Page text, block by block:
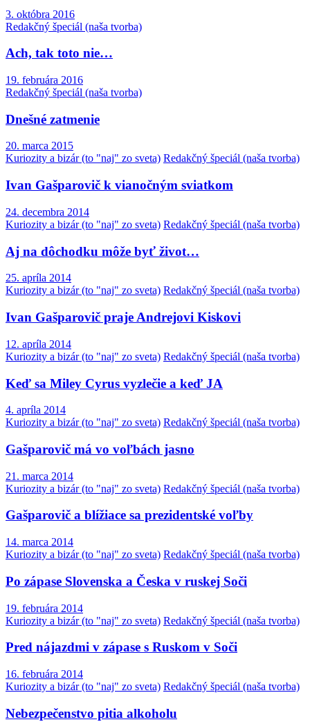
3. októbra 2016
Redakčný špeciál (naša tvorba)
Ach, tak toto nie…
19. februára 2016
Redakčný špeciál (naša tvorba)
Dnešné zatmenie
20. marca 2015
Kuriozity a bizár (to "naj" zo sveta) Redakčný špeciál (naša tvorba)
Ivan Gašparovič k vianočným sviatkom
24. decembra 2014
Kuriozity a bizár (to "naj" zo sveta) Redakčný špeciál (naša tvorba)
Aj na dôchodku môže byť život…
25. apríla 2014
Kuriozity a bizár (to "naj" zo sveta) Redakčný špeciál (naša tvorba)
Ivan Gašparovič praje Andrejovi Kiskovi
12. apríla 2014
Kuriozity a bizár (to "naj" zo sveta) Redakčný špeciál (naša tvorba)
Keď sa Miley Cyrus vyzlečie a keď JA
4. apríla 2014
Kuriozity a bizár (to "naj" zo sveta) Redakčný špeciál (naša tvorba)
Gašparovič má vo voľbách jasno
21. marca 2014
Kuriozity a bizár (to "naj" zo sveta) Redakčný špeciál (naša tvorba)
Gašparovič a blížiace sa prezidentské voľby
14. marca 2014
Kuriozity a bizár (to "naj" zo sveta) Redakčný špeciál (naša tvorba)
Po zápase Slovenska a Česka v ruskej Soči
19. februára 2014
Kuriozity a bizár (to "naj" zo sveta) Redakčný špeciál (naša tvorba)
Pred nájazdmi v zápase s Ruskom v Soči
16. februára 2014
Kuriozity a bizár (to "naj" zo sveta) Redakčný špeciál (naša tvorba)
Nebezpečenstvo pitia alkoholu